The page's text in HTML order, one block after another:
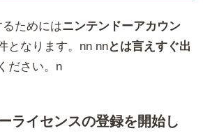
ためにはニンテンドーアカウン
となります。nn nnとは言えすぐ出
ださい。n
ライセンスの登録を開始し